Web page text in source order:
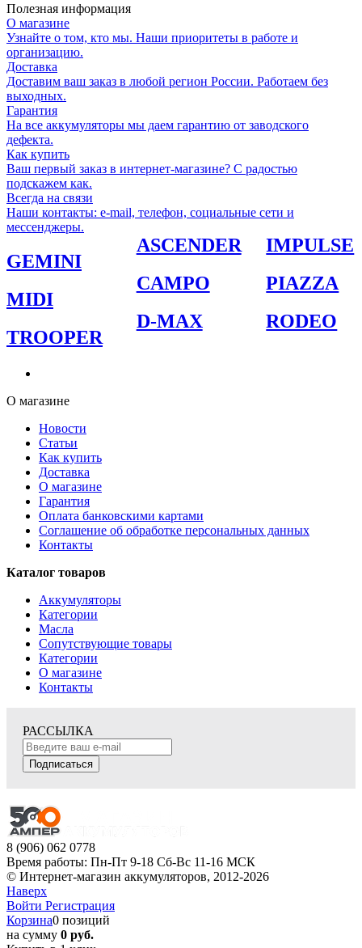
Полезная информация
О магазине
Узнайте о том, кто мы. Наши приоритеты в работе и
организацию.
Доставка
Доставим ваш заказ в любой регион России. Работаем без
выходных.
Гарантия
На все аккумуляторы мы даем гарантию от заводского
дефекта.
Как купить
Ваш первый заказ в интернет-магазине? С радостью
подскажем как.
Всегда на связи
Наши контакты: e-mail, телефон, социальные сети и
мессенджеры.
GEMINI
MIDI
TROOPER
ASCENDER
CAMPO
D-MAX
IMPULSE
PIAZZA
RODEO
О магазине
Новости
Статьи
Как купить
Доставка
О магазине
Гарантия
Оплата банковскими картами
Соглашение об обработке персональных данных
Контакты
Каталог товаров
Аккумуляторы
Категории
Масла
Сопутствующие товары
Категории
О магазине
Контакты
РАССЫЛКА
Подписаться
8 (906) 062 0778
Время работы: Пн-Пт 9-18 Сб-Вс 11-16 МСК
© Интернет-магазин аккумуляторов, 2012-2026
Наверх
Войти Регистрация
Корзина0 позиций
на сумму 0 руб.